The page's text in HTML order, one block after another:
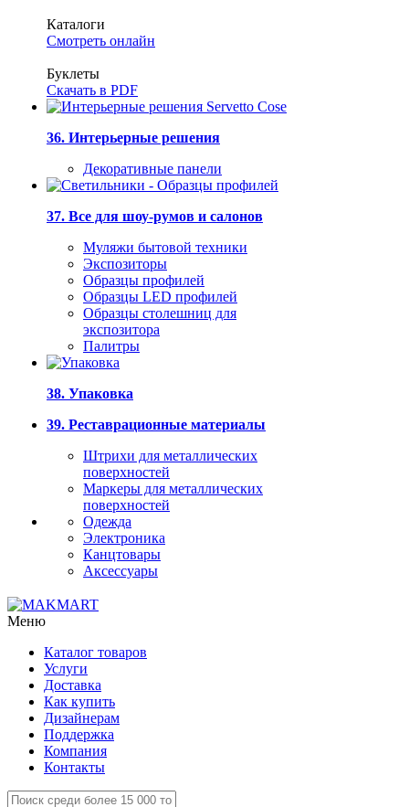
Каталоги
Смотреть онлайн
Буклеты
Скачать в PDF
36. Интерьерные решения
Декоративные панели
37. Все для шоу-румов и салонов
Муляжи бытовой техники
Экспозиторы
Образцы профилей
Образцы LED профилей
Образцы столешниц для
экспозитора
Палитры
38. Упаковка
39. Реставрационные материалы
Штрихи для металлических
поверхностей
Маркеры для металлических
поверхностей
Одежда
Электроника
Канцтовары
Аксессуары
Меню
Каталог товаров
Услуги
Доставка
Как купить
Дизайнерам
Поддержка
Компания
Контакты